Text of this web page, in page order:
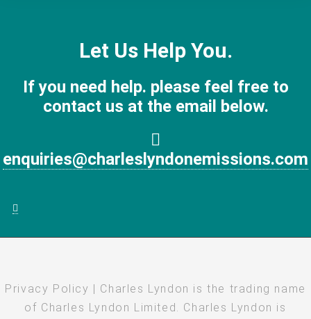
Let Us Help You.
If you need help. please feel free to
contact us at the email below.
enquiries@charleslyndonemissions.com
Privacy Policy
| Charles Lyndon is the trading name
of Charles Lyndon Limited. Charles Lyndon is